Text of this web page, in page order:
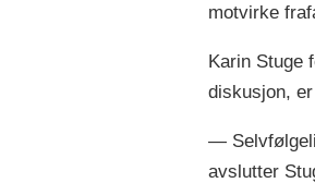
motvirke
Karin Stuge
diskusjon,
—
avslutter